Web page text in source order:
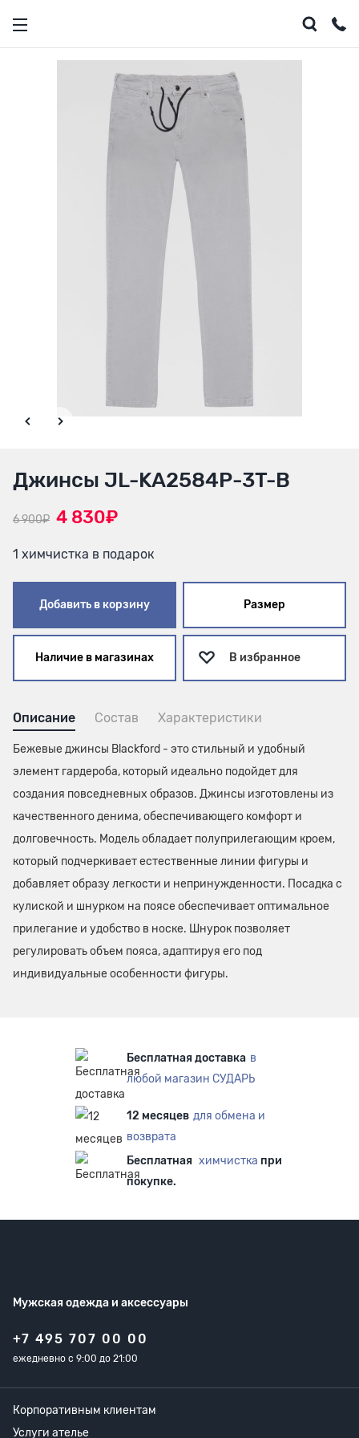
Джинсы JL-KA2584P-3T-B
6 900₽ 4 830₽
1 химчистка в подарок
Добавить в корзину Размер
Наличие в магазинах В избранное
Описание Состав Характеристики
Бежевые джинсы Blackford - это стильный и удобный
элемент гардероба, который идеально подойдет для
создания повседневных образов. Джинсы изготовлены из
качественного денима, обеспечивающего комфорт и
долговечность. Модель обладает полуприлегающим кроем,
который подчеркивает естественные линии фигуры и
добавляет образу легкости и непринужденности. Посадка с
кулиской и шнурком на поясе обеспечивает оптимальное
прилегание и удобство в носке. Шнурок позволяет
регулировать объем пояса, адаптируя его под
индивидуальные особенности фигуры.
Бесплатная доставка в
любой магазин СУДАРЬ
12 месяцев для обмена и
возврата
Бесплатная химчистка при
покупке.
Мужская одежда и аксессуары
+7 495 707 00 00
ежедневно с 9:00 до 21:00
Корпоративным клиентам
Услуги ателье